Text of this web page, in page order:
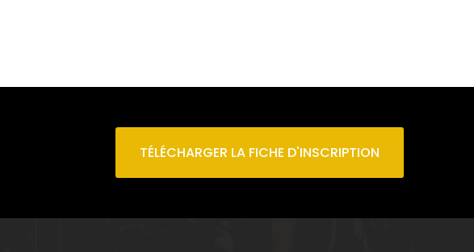
TÉLÉCHARGER LA FICHE D'INSCRIPTION